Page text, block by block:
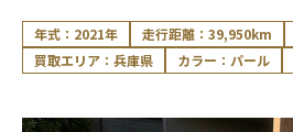
年式：2021年 走行距離：39,950km
買取エリア：兵庫県
カラー：パール